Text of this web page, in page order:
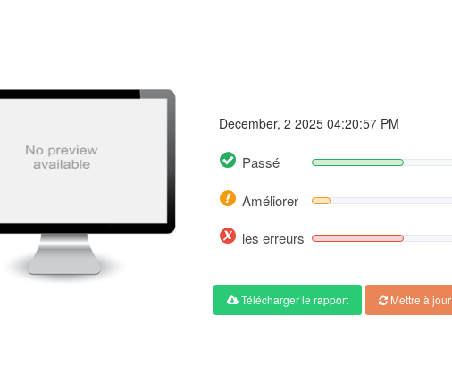
December, 2 2025 04:20:57 PM
Passé
Améliorer
les erreurs
Télécharger le rapport Mettre à jour